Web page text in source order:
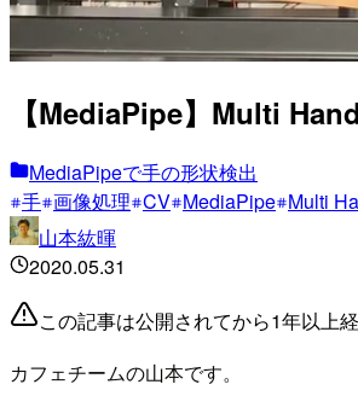
【MediaPipe】Multi
MediaPipeで手の形状検出
手 画像処理 CV MediaPipe Multi
山本紘暉
2020.05.31
この記事は公開されてから1年以上
カフェチームの山本です。